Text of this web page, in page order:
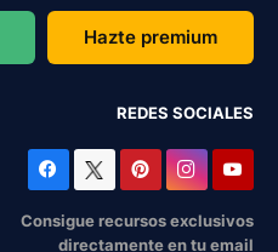
Hazte premium
REDES SOCIALES
Consigue recursos exclusivos
directamente en tu email